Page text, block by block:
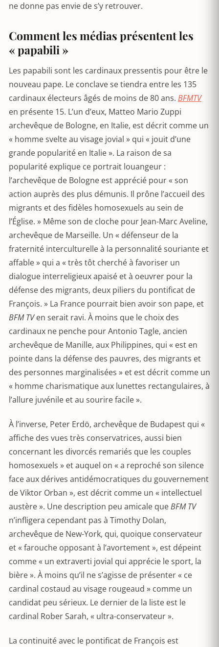
ne donne pas envie de s’y retrouver.
Comment les médias présentent les
« papabili »
Les papabili sont les cardinaux pressentis pour être le
nouveau pape. Le conclave se tiendra entre les 135
cardinaux électeurs âgés de moins de 80 ans. BFMTV
en présente 15. L’un d’eux, Matteo Mario Zuppi
archevêque de Bologne, en Italie, est décrit comme un
« homme svelte au visage jovial » qui « jouit d’une
grande popularité en Italie ». La raison de sa
popularité explique ce portrait louangeur :
l’archevêque de Bologne est apprécié pour « son
action auprès des plus démunis. Il prône l’accueil des
migrants et des fidèles homosexuels au sein de
l’Église. » Même son de cloche pour Jean-Marc Aveline,
archevêque de Marseille. Un « défenseur de la
fraternité interculturelle à la personnalité souriante et
affable » qui a « très tôt cherché à favoriser un
dialogue interreligieux apaisé et à oeuvrer pour la
défense des migrants, deux piliers du pontificat de
François. » La France pourrait bien avoir son pape, et
BFM TVen serait ravi. À moins que le choix des
cardinaux ne penche pour Antonio Tagle, ancien
archevêque de Manille, aux Philippines, qui « est en
pointe dans la défense des pauvres, des migrants et
des personnes marginalisées » et est décrit comme un
« homme charismatique aux lunettes rectangulaires, à
l’allure juvénile et au sourire facile ».
À l’inverse, Peter Erdö, archevêque de Budapest qui «
affiche des vues très conservatrices, aussi bien
concernant les divorcés remariés que les couples
homosexuels » et auquel on « a reproché son silence
face aux dérives antidémocratiques du gouvernement
de Viktor Orban », est décrit comme un « intellectuel
austère ». Une description peu amicale queBFM TV
n’infligera cependant pas à Timothy Dolan,
archevêque de New-York, qui, quoique conservateur
et « farouche opposant à l’avortement », est dépeint
comme « un extraverti jovial qui apprécie le sport, la
bière ». À moins qu’il ne s’agisse de présenter « ce
cardinal costaud au visage rougeaud » comme un
candidat peu sérieux. Le dernier de la liste est le
cardinal Rober Sarah, « ultra-conservateur ».
La continuité avec le pontificat de François est